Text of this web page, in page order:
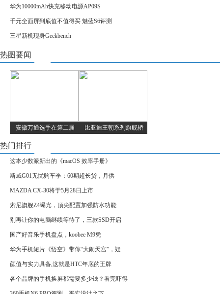
华为10000mAh快充移动电源AP09S
千元全面屏到底值不值得买 魅蓝S6评测
三星新机现身Geekbench
热图要闻
安徽万通选手在第二届 比亚迪王朝系列旗舰轿
热门排行
这本少数派新出的《macOS 效率手册》
斯威G01无忧购车季：60期超长贷，月供
MAZDA CX-30将于5月28日上市
索尼旗舰Z4曝光，顶尖配置加强防水功能
别再让你的电脑继续等待了，三款SSD开启
国产好音乐手机盘点，koobee M9凭
华为手机短片《悟空》带你“大闹天宫”，疑
颜值与实力具备,这就是HTC年底的王牌
各个品牌的手机换屏都需要多少钱？看完吓得